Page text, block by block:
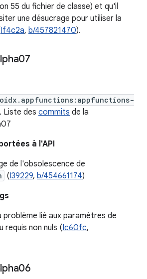
55 du fichier de classe) et qu'il
une désucrage pour utiliser la
If4c2a, b/457821470).
. Liste des commits de la
à l'API
de l'obsolescence de
(I39229, b/454661174)
lié aux paramètres de
requis non nuls (Ic60fc,